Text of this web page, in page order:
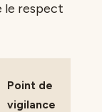
le respect
Point de
vigilance